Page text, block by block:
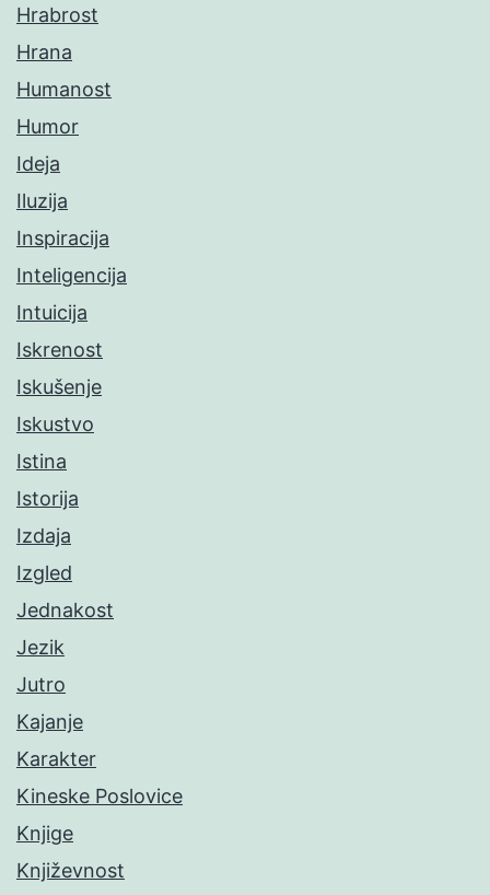
Hrabrost
Hrana
Humanost
Humor
Ideja
Iluzija
Inspiracija
Inteligencija
Intuicija
Iskrenost
Iskušenje
Iskustvo
Istina
Istorija
Izdaja
Izgled
Jednakost
Jezik
Jutro
Kajanje
Karakter
Kineske Poslovice
Knjige
Književnost